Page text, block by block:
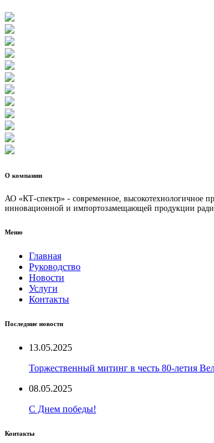
О компании
АО «КТ-спектр» - современное, высокотехнологичное
инновационной и импортозамещающей продукции
Меню
Главная
Руководство
Новости
Услуги
Контакты
Последние новости
13.05.2025
Торжественный митинг в честь 80-летия
08.05.2025
С Днем победы!
Контакты